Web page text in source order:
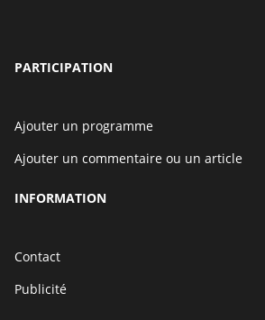
PARTICIPATION
Ajouter un programme
Ajouter un commentaire ou un article
INFORMATION
Contact
Publicité